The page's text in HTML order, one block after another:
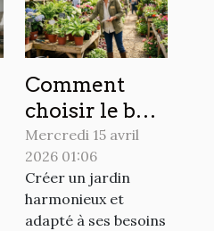
Comment
choisir le bon
spécialiste
pour la
création de
votre jardin ?
Mercredi 15 avril
2026 01:06
Créer un jardin
harmonieux et
adapté à ses besoins